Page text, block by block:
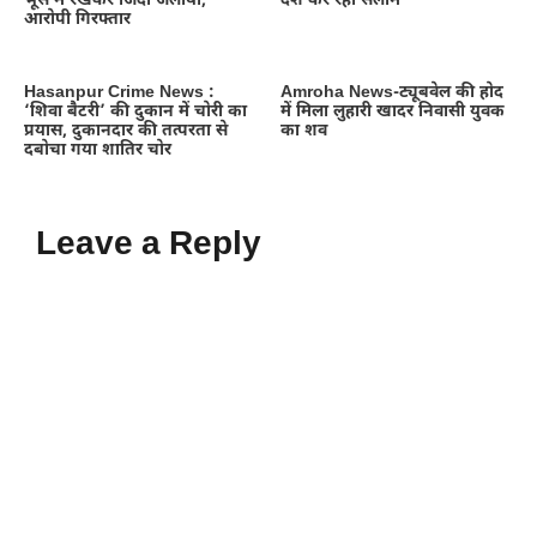
आरोपी गिरफ्तार
Hasanpur Crime News :
‘शिवा बैटरी’ की दुकान में चोरी का
प्रयास, दुकानदार की तत्परता से
दबोचा गया शातिर चोर
Amroha News-ट्यूबवेल की होद
में मिला लुहारी खादर निवासी युवक
का शव
Leave a Reply